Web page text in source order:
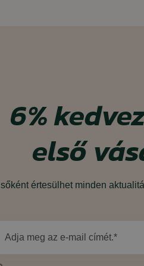
6%
első
értesülhet minden
Adja meg az e-mail címét.*